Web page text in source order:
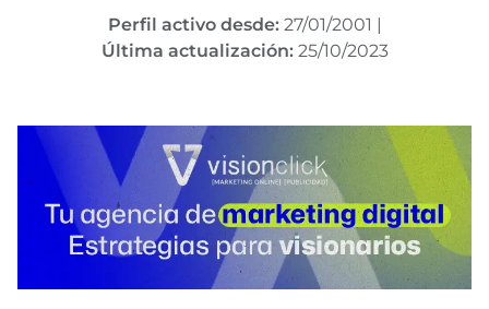
Perfil activo desde:27/01/2001
Última actualización:25/10/2023